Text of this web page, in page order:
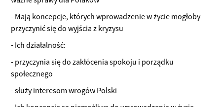
- Mają koncepcje, których wprowadzenie w życie mogłoby
przyczynić się do wyjścia z kryzysu
- Ich działalność:
- przyczynia się do zakłócenia spokoju i porządku
społecznego
- służy interesom wrogów Polski